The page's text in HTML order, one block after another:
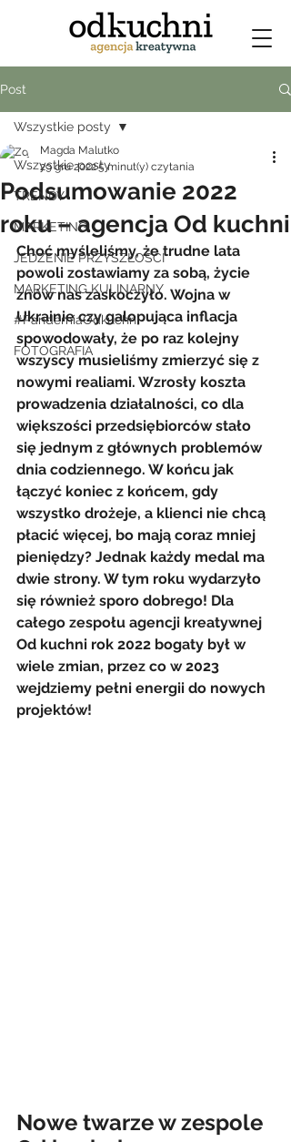
Post
Wszystkie posty
TRENDY
MARKETING
JEDZENIE PRZYSZŁOŚCI
MARKETING KULINARNY
#PandemiaOdkuchni
FOTOGRAFIA
Wszystkie posty
Podsumowanie 2022
roku – agencja Od kuchni
Magda Malutko
29 gru 20225 minut(y) czytania
Choć myśleliśmy, że trudne lata
powoli zostawiamy za sobą, życie
znów nas zaskoczyło. Wojna w
Ukrainie czy galopująca inflacja
spowodowały, że po raz kolejny
wszyscy musieliśmy zmierzyć się z
nowymi realiami. Wzrosły koszta
prowadzenia działalności, co dla
większości przedsiębiorców stało
się jednym z głównych problemów
dnia codziennego. W końcu jak
łączyć koniec z końcem, gdy
wszystko drożeje, a klienci nie chcą
płacić więcej, bo mają coraz mniej
pieniędzy? Jednak każdy medal ma
dwie strony. W tym roku wydarzyło
się również sporo dobrego! Dla
całego zespołu agencji kreatywnej
Od kuchni rok 2022 bogaty był w
wiele zmian, przez co w 2023
wejdziemy pełni energii do nowych
projektów!
Nowe twarze w zespole